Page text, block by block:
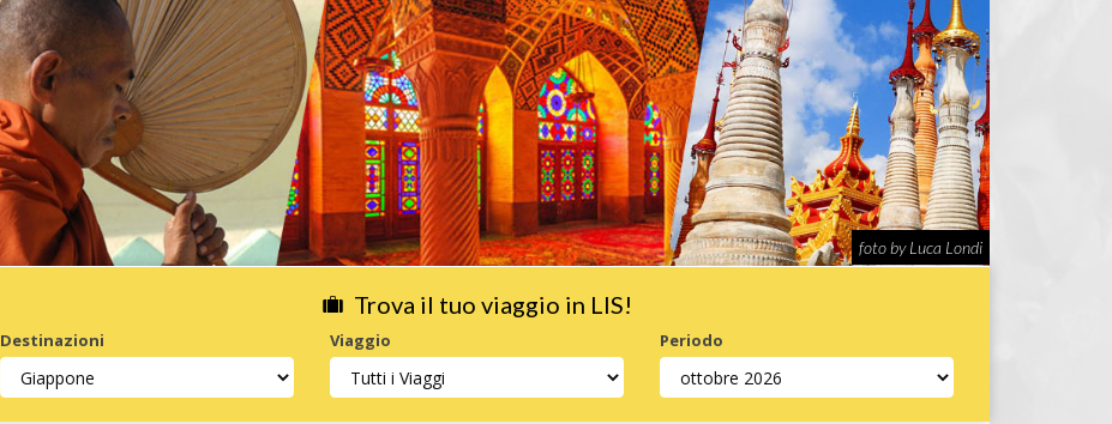
foto by Luca Londi
Trova il tuo viaggio in LIS!
Destinazioni Viaggio Periodo